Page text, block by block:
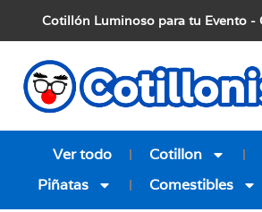
Cotillón Luminoso para tu Evento -
Ver todo Cotillon
Piñatas
Comestibles